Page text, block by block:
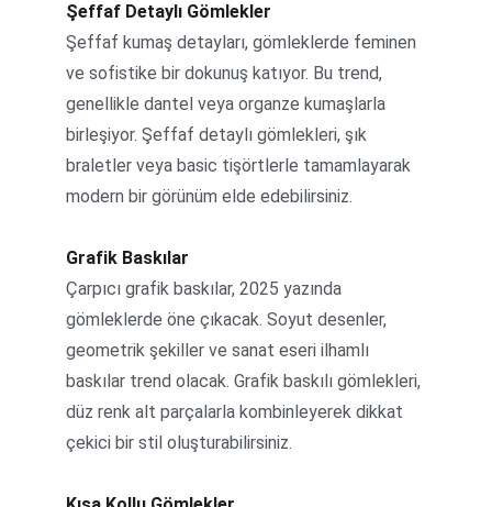
Şeffaf Detaylı Gömlekler
Şeffaf kumaş detayları, gömleklerde feminen
ve sofistike bir dokunuş katıyor. Bu trend,
genellikle dantel veya organze kumaşlarla
birleşiyor. Şeffaf detaylı gömlekleri, şık
braletler veya basic tişörtlerle tamamlayarak
modern bir görünüm elde edebilirsiniz.
Grafik Baskılar
Çarpıcı grafik baskılar, 2025 yazında
gömleklerde öne çıkacak. Soyut desenler,
geometrik şekiller ve sanat eseri ilhamlı
baskılar trend olacak. Grafik baskılı gömlekleri,
düz renk alt parçalarla kombinleyerek dikkat
çekici bir stil oluşturabilirsiniz.